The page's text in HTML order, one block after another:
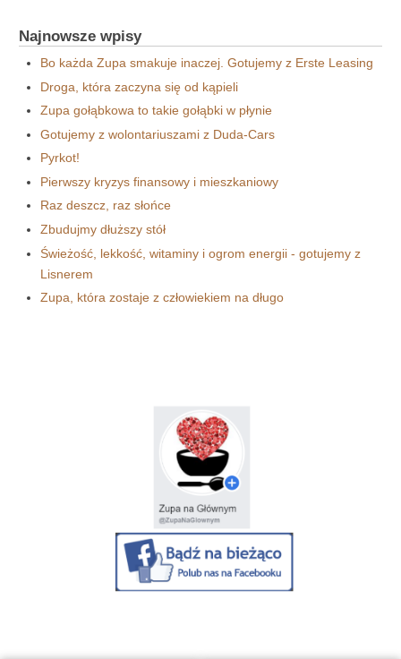
Najnowsze wpisy
Bo każda Zupa smakuje inaczej. Gotujemy z Erste Leasing
Droga, która zaczyna się od kąpieli
Zupa gołąbkowa to takie gołąbki w płynie
Gotujemy z wolontariuszami z Duda-Cars
Pyrkot!
Pierwszy kryzys finansowy i mieszkaniowy
Raz deszcz, raz słońce
Zbudujmy dłuższy stół
Świeżość, lekkość, witaminy i ogrom energii - gotujemy z
Lisnerem
Zupa, która zostaje z człowiekiem na długo